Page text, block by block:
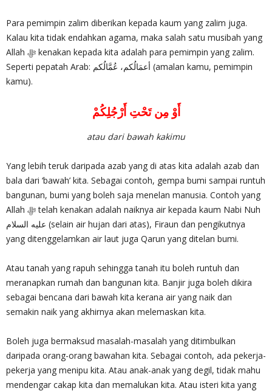
Para pemimpin zalim diberikan kepada kaum yang zalim juga.
Kalau kita tidak endahkan agama, maka salah satu musibah yang
Allah ‎ﷻ kenakan kepada kita adalah para pemimpin yang zalim.
Seperti pepatah Arab: أعمَالُكم، عُمَّالُكم (amalan kamu, pemimpin
kamu).
أَوْ مِن تَحْتِ أَرْجُلِكُمْ
atau dari bawah kakimu
Yang lebih teruk daripada azab yang di atas kita adalah azab dan
bala dari ‘bawah’ kita. Sebagai contoh, gempa bumi sampai runtuh
bangunan, bumi yang boleh saja menelan manusia. Contoh yang
Allah ‎ﷻ telah kenakan adalah naiknya air kepada kaum Nabi Nuh
عليه السلام (selain air hujan dari atas), Firaun dan pengikutnya
yang ditenggelamkan air laut juga Qarun yang ditelan bumi.
Atau tanah yang rapuh sehingga tanah itu boleh runtuh dan
meranapkan rumah dan bangunan kita. Banjir juga boleh dikira
sebagai bencana dari bawah kita kerana air yang naik dan
semakin naik yang akhirnya akan melemaskan kita.
Boleh juga bermaksud masalah-masalah yang ditimbulkan
daripada orang-orang bawahan kita. Sebagai contoh, ada pekerja-
pekerja yang menipu kita. Atau anak-anak yang degil, tidak mahu
mendengar cakap kita dan memalukan kita. Atau isteri kita yang